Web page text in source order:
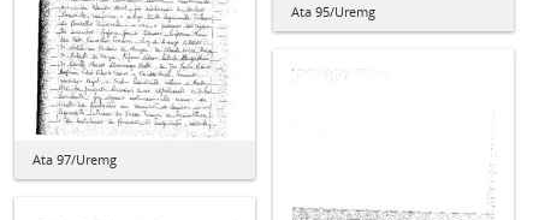
Ata 95/Uremg
Ata 97/Uremg